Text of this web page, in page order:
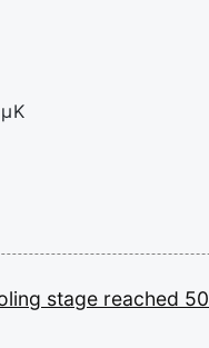
stage reached 50